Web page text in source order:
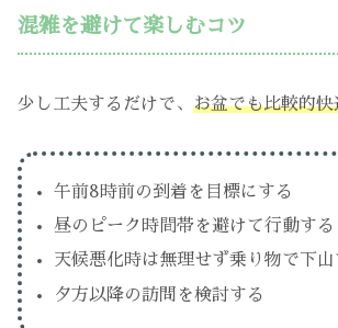
混雑を避けて楽しむコツ
少し工夫するだけで、 お盆でも比較的快
午前8時前の到着を目標にする
昼のピーク時間帯を避けて行動する
天候悪化時は無理せず乗り物で下山
夕方以降の訪問を検討する